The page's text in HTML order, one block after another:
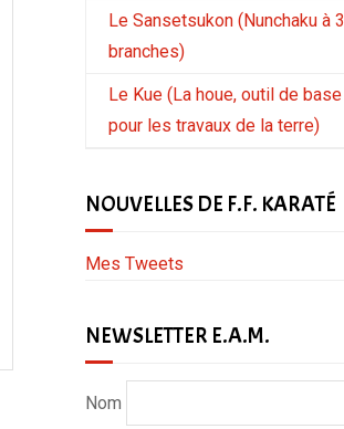
Le Sansetsukon (Nunchaku à 3
branches)
Le Kue (La houe, outil de base
pour les travaux de la terre)
NOUVELLES DE F.F. KARATÉ
Mes Tweets
NEWSLETTER E.A.M.
Nom